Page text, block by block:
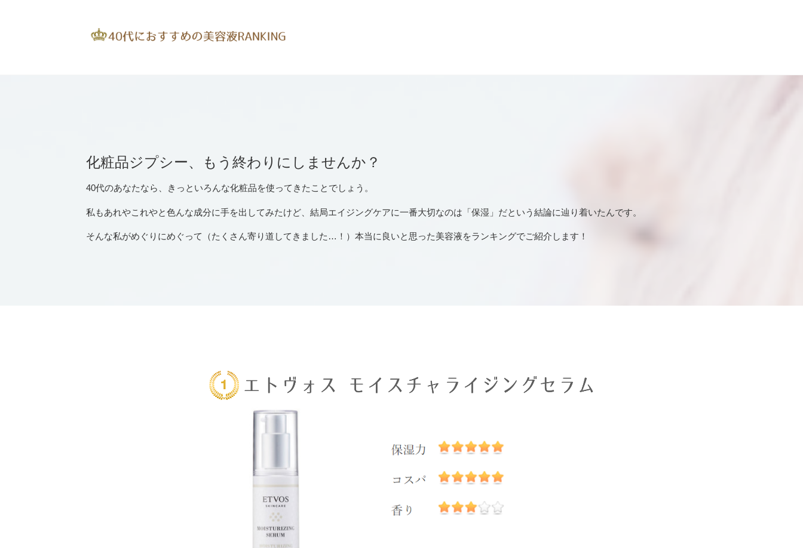
化粧品ジプシー、もう終わりにしませんか？
40代のあなたなら、きっといろんな化粧品を使ってきたことでしょう。
私もあれやこれやと色んな成分に手を出してみたけど、結局エイジングケアに一番大切なのは「保湿」だという結論に辿り着いたんです。
そんな私がめぐりにめぐって（たくさん寄り道してきました…！）本当に良いと思った美容液をランキングでご紹介します！